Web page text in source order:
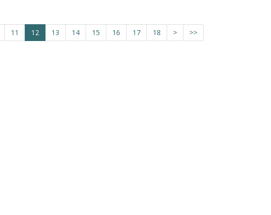
11 12 13 14 15 16 17 18 > >>